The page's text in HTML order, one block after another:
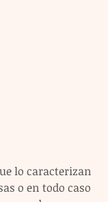
lo caracterizan
o en todo caso